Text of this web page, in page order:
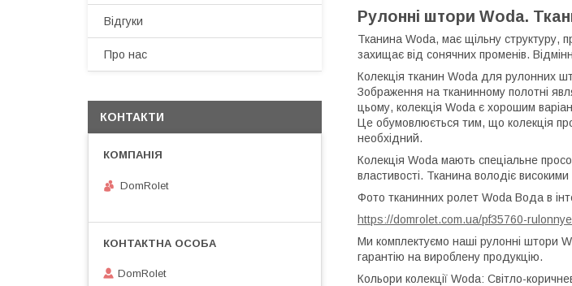
Рулонні штори Woda.
Тканина Woda, має щільну структуру,
захищає від сонячних променів.
Колекція тканин Woda для рулонних
Зображення на тканинному полотні
цьому, колекція Woda є хорошим
Це обумовлюється тим, що колекція
необхідний.
Колекція Woda мають спеціальне
властивості. Тканина володіє високими
Фото тканинних ролет Woda Вода в
https://domrolet.com.ua/pf35760-
Ми комплектуємо наші рулонні штори
гарантію на вироблену продукцію.
Кольори колекції Woda: Світло-
Відгуки
Про нас
КОНТАКТИ
DomRolet
DomRolet